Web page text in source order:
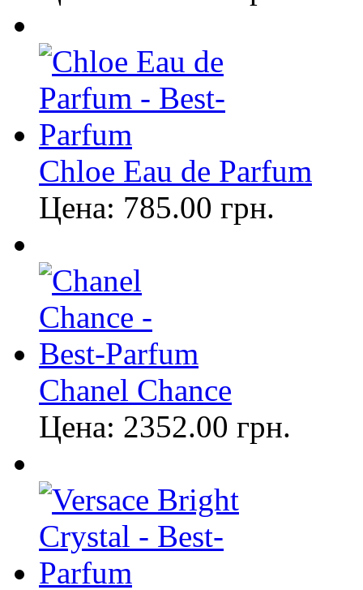
Chloe Eau de Parfum
Цена: 785.00 грн.
Chanel Chance
Цена: 2352.00 грн.